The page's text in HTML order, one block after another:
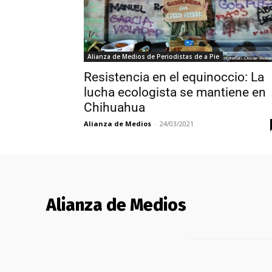
Alianza de Medios de Periodistas de a Pie
Resistencia en el equinoccio: La
lucha ecologista se mantiene en
Chihuahua
Alianza de Medios - 24/03/2021
Alianza de Medios